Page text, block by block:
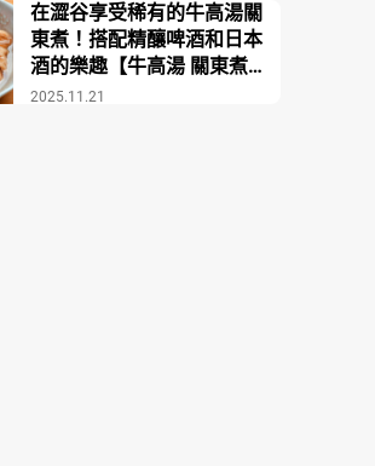
2025.11.21
在澀谷享受稀有的牛高湯關
東煮！搭配精釀啤酒和日本
酒的樂趣【牛高湯 關東煮酒
場COZAKURA】